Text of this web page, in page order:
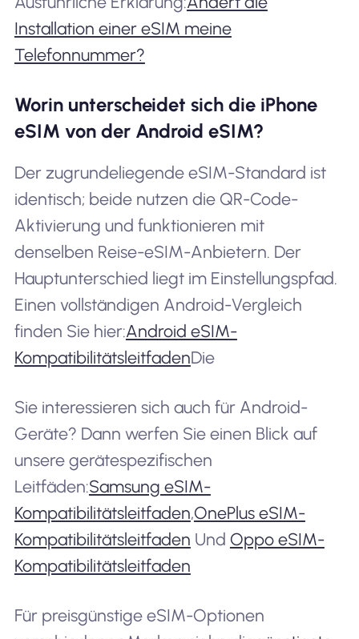
Installation einer eSIM meine
Telefonnummer?
Worin unterscheidet sich die iPhone
eSIM von der Android eSIM?
Der zugrundeliegende eSIM-Standard ist
identisch; beide nutzen die QR-Code-
Aktivierung und funktionieren mit
denselben Reise-eSIM-Anbietern. Der
Hauptunterschied liegt im Einstellungspfad.
Einen vollständigen Android-Vergleich
finden Sie hier:Android eSIM-
KompatibilitätsleitfadenDie
Sie interessieren sich auch für Android-
Geräte? Dann werfen Sie einen Blick auf
unsere gerätespezifischen
Leitfäden:Samsung eSIM-
Kompatibilitätsleitfaden,OnePlus eSIM-
Kompatibilitätsleitfaden Und Oppo eSIM-
Kompatibilitätsleitfaden
Für preisgünstige eSIM-Optionen